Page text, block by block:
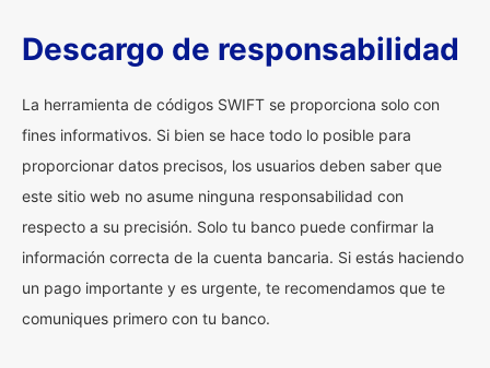
Descargo de responsabilidad
La herramienta de códigos SWIFT se proporciona solo con
fines informativos. Si bien se hace todo lo posible para
proporcionar datos precisos, los usuarios deben saber que
este sitio web no asume ninguna responsabilidad con
respecto a su precisión. Solo tu banco puede confirmar la
información correcta de la cuenta bancaria. Si estás haciendo
un pago importante y es urgente, te recomendamos que te
comuniques primero con tu banco.